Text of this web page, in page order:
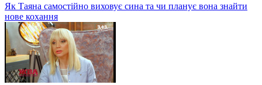
Як Таяна самостійно виховує сина та чи планує вона знайти
нове кохання